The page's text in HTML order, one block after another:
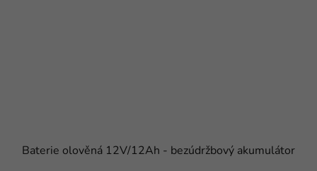
Baterie olověná 12V/12Ah - bezúdržbový akumulátor